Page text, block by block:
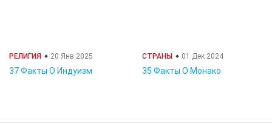
РЕЛИГИЯ 20 Янв 2025
37 Факты О Индуизм
СТРАНЫ 01 Дек 2024
35 Факты О Монако